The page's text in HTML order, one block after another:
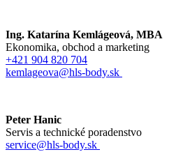
Ing. Katarína Kemlágeová, MBA
Ekonomika, obchod a marketing
+421 904 820 704
kemlageova@hls-body.sk
Peter Hanic
Servis a technické poradenstvo
service@hls-body.sk